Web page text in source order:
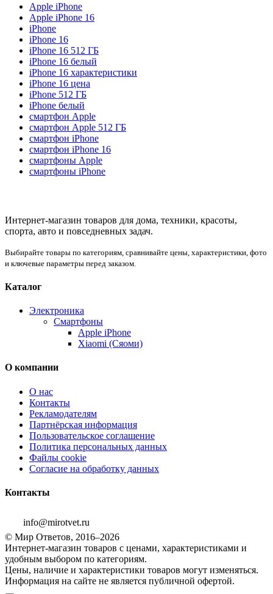
Apple iPhone
Apple iPhone 16
iPhone
iPhone 16
iPhone 16 512 ГБ
iPhone 16 белый
iPhone 16 характеристики
iPhone 16 цена
iPhone 512 ГБ
iPhone белый
смартфон Apple
смартфон Apple 512 ГБ
смартфон iPhone
смартфон iPhone 16
смартфоны Apple
смартфоны iPhone
Интернет-магазин товаров для дома, техники, красоты,
спорта, авто и повседневных задач.
Выбирайте товары по категориям, сравнивайте цены, характеристики, фото
и ключевые параметры перед заказом.
Каталог
Электроника
Смартфоны
Apple iPhone
Xiaomi (Сяоми)
О компании
О нас
Контакты
Рекламодателям
Партнёрская информация
Пользовательское соглашение
Политика персональных данных
Файлы cookie
Согласие на обработку данных
Контакты
info@mirotvet.ru
© Мир Ответов, 2016–2026
Интернет-магазин товаров с ценами, характеристиками и
удобным выбором по категориям.
Цены, наличие и характеристики товаров могут изменяться.
Информация на сайте не является публичной офертой.